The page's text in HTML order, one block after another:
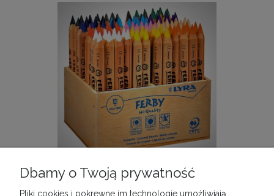
Kredki ołówkowe Lyra Ferby Natura - opak. 96 szt.
Dbamy o Twoją prywatność
Pliki cookies i pokrewne im technologie umożliwiają